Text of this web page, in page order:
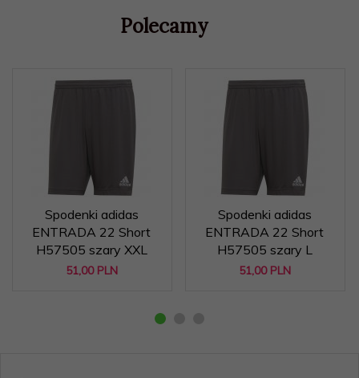
Polecamy
Spodenki adidas
ENTRADA 22 Short
H57505 szary XXL
51,00 PLN
Spodenki adidas
ENTRADA 22 Short
H57505 szary L
51,00 PLN